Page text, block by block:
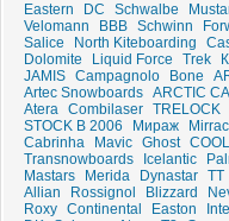
Eastern DC Schwalbe
Velomann
ВВВ Schwinn
Salice
North Kiteboarding
Dolomite
Liquid Force Trek
JAMIS Campagnolo Bone
Artec Snowboards ARCTIC
Atera Combilaser TRELOCK
STOCK B 2006
Мираж
Cabrinha
Mavic Ghost
Transnowboards
Icelantic
Mastars
Merida Dynastar ТТ
Allian
Rossignol Blizzard
Roxy Continental Easton